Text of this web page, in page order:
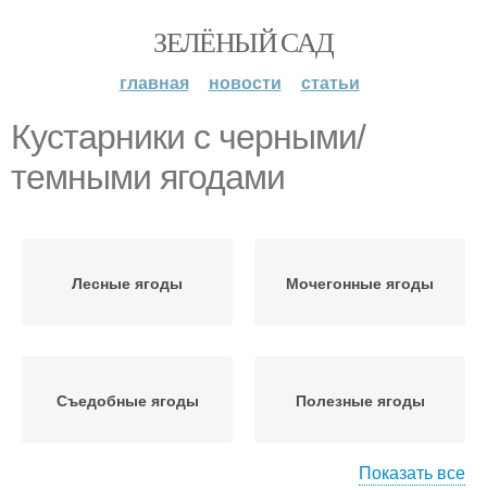
ЗЕЛЁНЫЙ САД
главная новости статьи
Кустарники с черными/
темными ягодами
Лесные ягоды Мочегонные ягоды
Съедобные ягоды Полезные ягоды
Показать все